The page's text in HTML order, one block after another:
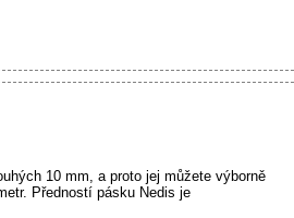
10 mm, a proto jej můžete výborně
Předností pásku Nedis je